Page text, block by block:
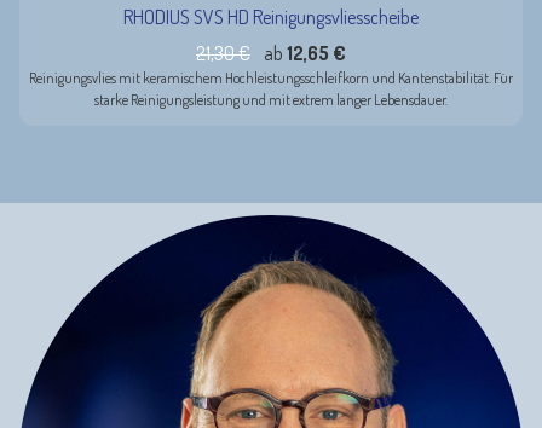
RHODIUS SVS HD Reinigungsvliesscheibe
21,30€ ab 12,65 €
Reinigungsvlies mit keramischem Hochleistungsschleifkorn und Kantenstabilität. Für
starke Reinigungsleistung und mit extrem langer Lebensdauer.